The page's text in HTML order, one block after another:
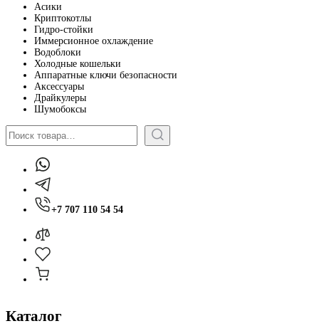
Асики
Криптокотлы
Гидро-стойки
Иммерсионное охлаждение
Водоблоки
Холодные кошельки
Аппаратные ключи безопасности
Аксессуары
Драйкулеры
Шумобоксы
Поиск
+7 707 110 54 54
Каталог